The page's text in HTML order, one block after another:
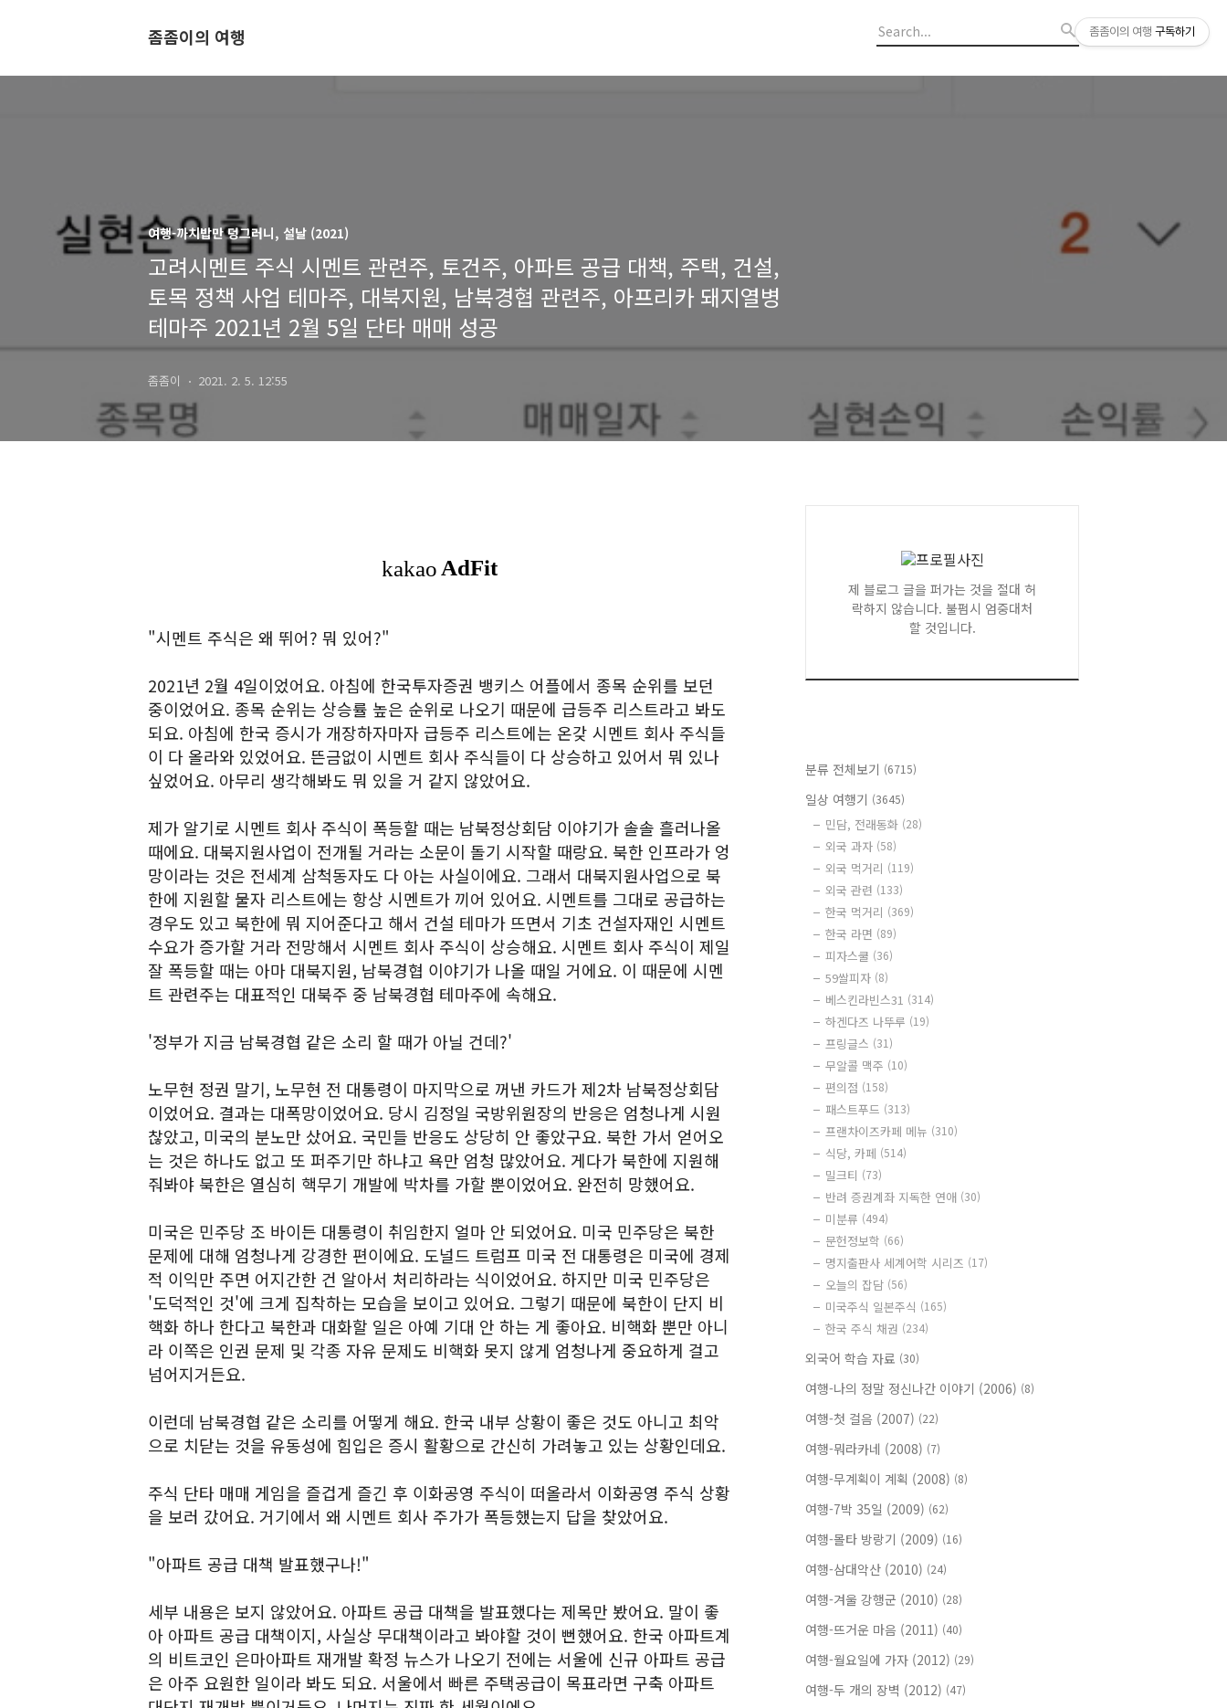
좀좀이의 여행
여행-까치밥만 덩그러니, 설날 (2021)
고려시멘트 주식 시멘트 관련주, 토건주, 아파트 공급 대책, 주택, 건설,
토목 정책 사업 테마주, 대북지원, 남북경협 관련주, 아프리카 돼지열병
테마주 2021년 2월 5일 단타 매매 성공
좀좀이 2021. 2. 5. 12:55
"시멘트 주식은 왜 뛰어? 뭐 있어?"
2021년 2월 4일이었어요. 아침에 한국투자증권 뱅키스 어플에서 종목 순위를 보던
중이었어요. 종목 순위는 상승률 높은 순위로 나오기 때문에 급등주 리스트라고 봐도
되요. 아침에 한국 증시가 개장하자마자 급등주 리스트에는 온갖 시멘트 회사 주식들
이 다 올라와 있었어요. 뜬금없이 시멘트 회사 주식들이 다 상승하고 있어서 뭐 있나
싶었어요. 아무리 생각해봐도 뭐 있을 거 같지 않았어요.
제가 알기로 시멘트 회사 주식이 폭등할 때는 남북정상회담 이야기가 솔솔 흘러나올
때에요. 대북지원사업이 전개될 거라는 소문이 돌기 시작할 때랑요. 북한 인프라가 엉
망이라는 것은 전세계 삼척동자도 다 아는 사실이에요. 그래서 대북지원사업으로 북
한에 지원할 물자 리스트에는 항상 시멘트가 끼어 있어요. 시멘트를 그대로 공급하는
경우도 있고 북한에 뭐 지어준다고 해서 건설 테마가 뜨면서 기초 건설자재인 시멘트
수요가 증가할 거라 전망해서 시멘트 회사 주식이 상승해요. 시멘트 회사 주식이 제일
잘 폭등할 때는 아마 대북지원, 남북경협 이야기가 나올 때일 거에요. 이 때문에 시멘
트 관련주는 대표적인 대북주 중 남북경협 테마주에 속해요.
'정부가 지금 남북경협 같은 소리 할 때가 아닐 건데?'
노무현 정권 말기, 노무현 전 대통령이 마지막으로 꺼낸 카드가 제2차 남북정상회담
이었어요. 결과는 대폭망이었어요. 당시 김정일 국방위원장의 반응은 엄청나게 시원
찮았고, 미국의 분노만 샀어요. 국민들 반응도 상당히 안 좋았구요. 북한 가서 얻어오
는 것은 하나도 없고 또 퍼주기만 하냐고 욕만 엄청 많았어요. 게다가 북한에 지원해
줘봐야 북한은 열심히 핵무기 개발에 박차를 가할 뿐이었어요. 완전히 망했어요.
미국은 민주당 조 바이든 대통령이 취임한지 얼마 안 되었어요. 미국 민주당은 북한
문제에 대해 엄청나게 강경한 편이에요. 도널드 트럼프 미국 전 대통령은 미국에 경제
적 이익만 주면 어지간한 건 알아서 처리하라는 식이었어요. 하지만 미국 민주당은
'도덕적인 것'에 크게 집착하는 모습을 보이고 있어요. 그렇기 때문에 북한이 단지 비
핵화 하나 한다고 북한과 대화할 일은 아예 기대 안 하는 게 좋아요. 비핵화 뿐만 아니
라 이쪽은 인권 문제 및 각종 자유 문제도 비핵화 못지 않게 엄청나게 중요하게 걸고
넘어지거든요.
이런데 남북경협 같은 소리를 어떻게 해요. 한국 내부 상황이 좋은 것도 아니고 최악
으로 치닫는 것을 유동성에 힘입은 증시 활황으로 간신히 가려놓고 있는 상황인데요.
주식 단타 매매 게임을 즐겁게 즐긴 후 이화공영 주식이 떠올라서 이화공영 주식 상황
을 보러 갔어요. 거기에서 왜 시멘트 회사 주가가 폭등했는지 답을 찾았어요.
"아파트 공급 대책 발표했구나!"
세부 내용은 보지 않았어요. 아파트 공급 대책을 발표했다는 제목만 봤어요. 말이 좋
아 아파트 공급 대책이지, 사실상 무대책이라고 봐야할 것이 뻔했어요. 한국 아파트계
의 비트코인 은마아파트 재개발 확정 뉴스가 나오기 전에는 서울에 신규 아파트 공급
은 아주 요원한 일이라 봐도 되요. 서울에서 빠른 주택공급이 목표라면 구축 아파트
제 블로그 글을 퍼가는 것을 절대 허
락하지 않습니다. 불펌시 엄중대처
할 것입니다.
분류 전체보기 (6715)
일상 여행기 (3645)
민담, 전래동화 (28)
외국 과자 (58)
외국 먹거리 (119)
외국 관련 (133)
한국 먹거리 (369)
한국 라면 (89)
피자스쿨 (36)
59쌀피자 (8)
베스킨라빈스31 (314)
하겐다즈 나뚜루 (19)
프링글스 (31)
무알콜 맥주 (10)
편의점 (158)
패스트푸드 (313)
프랜차이즈카페 메뉴 (310)
식당, 카페 (514)
밀크티 (73)
반려 증권계좌 지독한 연애 (30)
미분류 (494)
문헌정보학 (66)
명지출판사 세계어학 시리즈 (17)
오늘의 잡담 (56)
미국주식 일본주식 (165)
한국 주식 채권 (234)
외국어 학습 자료 (30)
여행-나의 정말 정신나간 이야기 (2006) (8)
여행-첫 걸음 (2007) (22)
여행-뭐라카네 (2008) (7)
여행-무계획이 계획 (2008) (8)
여행-7박 35일 (2009) (62)
여행-몰타 방랑기 (2009) (16)
여행-삼대악산 (2010) (24)
여행-겨울 강행군 (2010) (28)
여행-뜨거운 마음 (2011) (40)
여행-월요일에 가자 (2012) (29)
여행-두 개의 장벽 (2012) (47)
좀좀이의 여행 구독하기